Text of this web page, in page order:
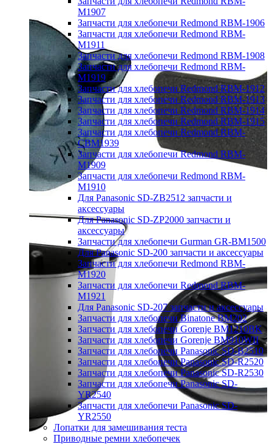
M1907
Запчасти для хлебопечи Redmond RBM-1906
Запчасти для хлебопечи Redmond RBM-
M1911
Запчасти для хлебопечи Redmond RBM-1908
Запчасти для хлебопечи Redmond RBM-
M1919
Запчасти для хлебопечи Redmond RBM-1912
Запчасти для хлебопечи Redmond RBM-1913
Запчасти для хлебопечи Redmond RBM-1914
Запчасти для хлебопечи Redmond RBM-1915
Запчасти для хлебопечи Redmond RBM-
CBM1939
Запчасти для хлебопечи Redmond RBM-
M1909
Запчасти для хлебопечи Redmond RBM-
M1910
Для Panasonic SD-ZB2512 запчасти и
аксессуары
Для Panasonic SD-ZP2000 запчасти и
аксессуары
Запчасти для хлебопечи Gurman GR-BM1500
Для Panasonic SD-200 запчасти и аксессуары
Запчасти для хлебопечи Redmond RBM-
M1920
Запчасти для хлебопечи Redmond RBM-
M1921
Для Panasonic SD-207 запчасти и аксессуары
Запчасти для хлебопечи Binatone BM202
Запчасти для хлебопечи Gorenje BM1210BK
Запчасти для хлебопечи Gorenje BM910WII
Запчасти для хлебопечи Panasonic SD-B2510
Запчасти для хлебопечи Panasonic SD-R2520
Запчасти для хлебопечи Panasonic SD-R2530
Запчасти для хлебопечи Panasonic SD-
YR2540
Запчасти для хлебопечи Panasonic SD-
YR2550
Лопатки для замешивания теста
Приводные ремни хлебопечек